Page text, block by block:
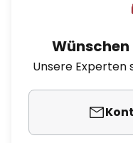
Wünschen
Unsere Experten